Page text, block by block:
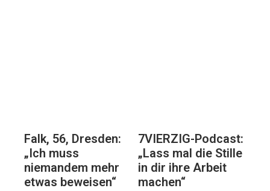
Falk, 56, Dresden:
„Ich muss
niemandem mehr
etwas beweisen“
7VIERZIG-Podcast:
„Lass mal die Stille
in dir ihre Arbeit
machen“